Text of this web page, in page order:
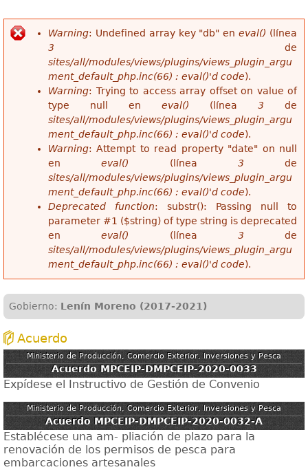
Mensaje de error
Warning: Undefined array key "db" eneval() (línea
3 de
sites/all/modules/views/plugins/views_plugin_argu
ment_default_php.inc(66) : eval()'d code).
Warning: Trying to access array offset on value of
type null en eval() (línea 3 de
sites/all/modules/views/plugins/views_plugin_argu
ment_default_php.inc(66) : eval()'d code).
Warning: Attempt to read property "date" on null
eneval() (línea 3 de
sites/all/modules/views/plugins/views_plugin_argu
ment_default_php.inc(66) : eval()'d code).
Deprecated function: substr(): Passing null to
parameter #1 ($string) of type string is deprecated
eneval() (línea 3 de
sites/all/modules/views/plugins/views_plugin_argu
ment_default_php.inc(66) : eval()'d code).
Gobierno: Lenín Moreno (2017-2021)
Acuerdo
Ministerio de Producción, Comercio Exterior, Inversiones y Pesca
Acuerdo MPCEIP-DMPCEIP-2020-0033
Expídese el Instructivo de Gestión de Convenio
Ministerio de Producción, Comercio Exterior, Inversiones y Pesca
Acuerdo MPCEIP-DMPCEIP-2020-0032-A
Establécese una am- pliación de plazo para la
renovación de los permisos de pesca para
embarcaciones artesanales